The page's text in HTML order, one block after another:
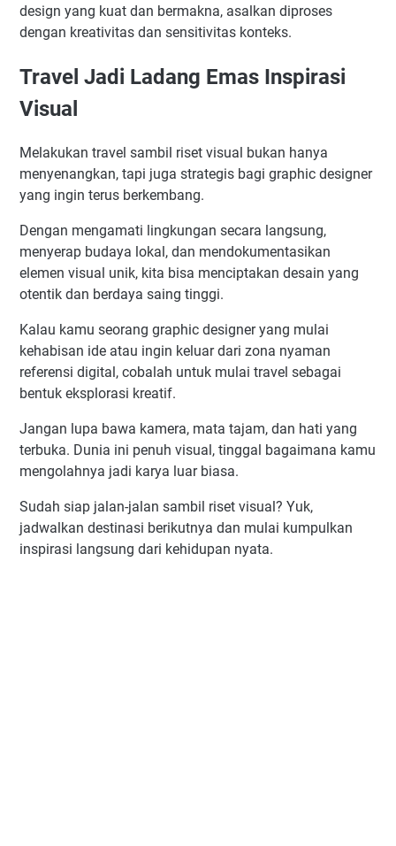
design yang kuat dan bermakna, asalkan diproses
dengan kreativitas dan sensitivitas konteks.
Travel Jadi Ladang Emas Inspirasi
Visual
Melakukan travel sambil riset visual bukan hanya
menyenangkan, tapi juga strategis bagi graphic designer
yang ingin terus berkembang.
Dengan mengamati lingkungan secara langsung,
menyerap budaya lokal, dan mendokumentasikan
elemen visual unik, kita bisa menciptakan desain yang
otentik dan berdaya saing tinggi.
Kalau kamu seorang graphic designer yang mulai
kehabisan ide atau ingin keluar dari zona nyaman
referensi digital, cobalah untuk mulai travel sebagai
bentuk eksplorasi kreatif.
Jangan lupa bawa kamera, mata tajam, dan hati yang
terbuka. Dunia ini penuh visual, tinggal bagaimana kamu
mengolahnya jadi karya luar biasa.
Sudah siap jalan-jalan sambil riset visual? Yuk,
jadwalkan destinasi berikutnya dan mulai kumpulkan
inspirasi langsung dari kehidupan nyata.